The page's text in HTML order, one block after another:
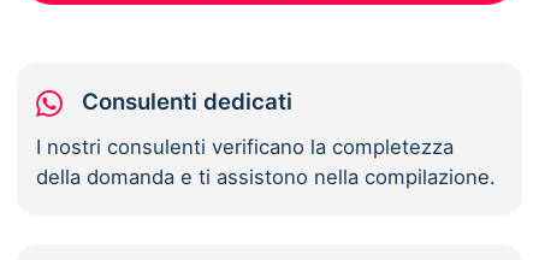
Consulenti dedicati
I nostri consulenti verificano la completezza
della domanda e ti assistono nella compilazione.